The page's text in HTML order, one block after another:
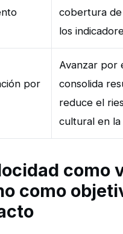
cobertura
los
por
Avanzar por
consolida
reduce el
cultural en la
como
como